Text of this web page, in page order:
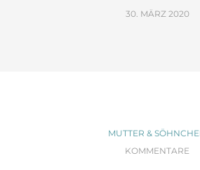
30. MÄRZ 2020
MUTTER &
KOMMENTARE